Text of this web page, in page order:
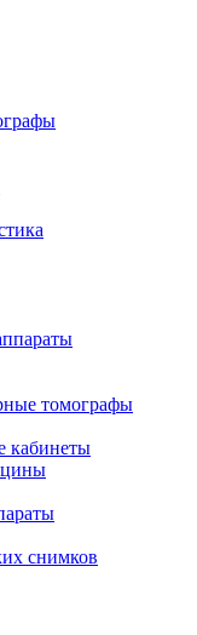
томографы
кабинеты
снимков